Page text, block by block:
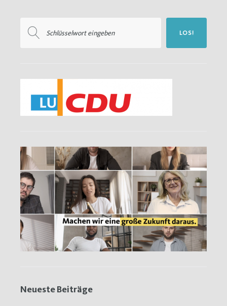
nach:
LOS!
Neueste Beiträge